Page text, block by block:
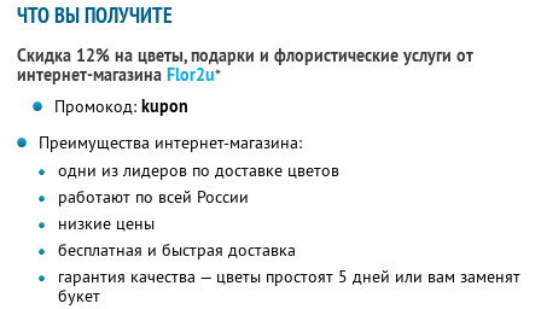
ЧТО ВЫ ПОЛУЧИТЕ
Скидка 12% на цветы, подарки и флористические услуги от
интернет-магазина Flor2u*
Промокод: kupon
Преимущества интернет-магазина:
одни из лидеров по доставке цветов
работают по всей России
низкие цены
бесплатная и быстрая доставка
гарантия качества — цветы простоят 5 дней или вам заменят
букет